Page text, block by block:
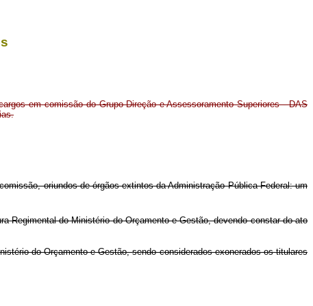
em comissão do Grupo-Direção e Assessoramento Superiores - DAS
oriundos de órgãos extintos da Administração Pública Federal: um
Regimental do Ministério do Orçamento e Gestão, devendo constar do ato
do Orçamento e Gestão, sendo considerados exonerados os titulares